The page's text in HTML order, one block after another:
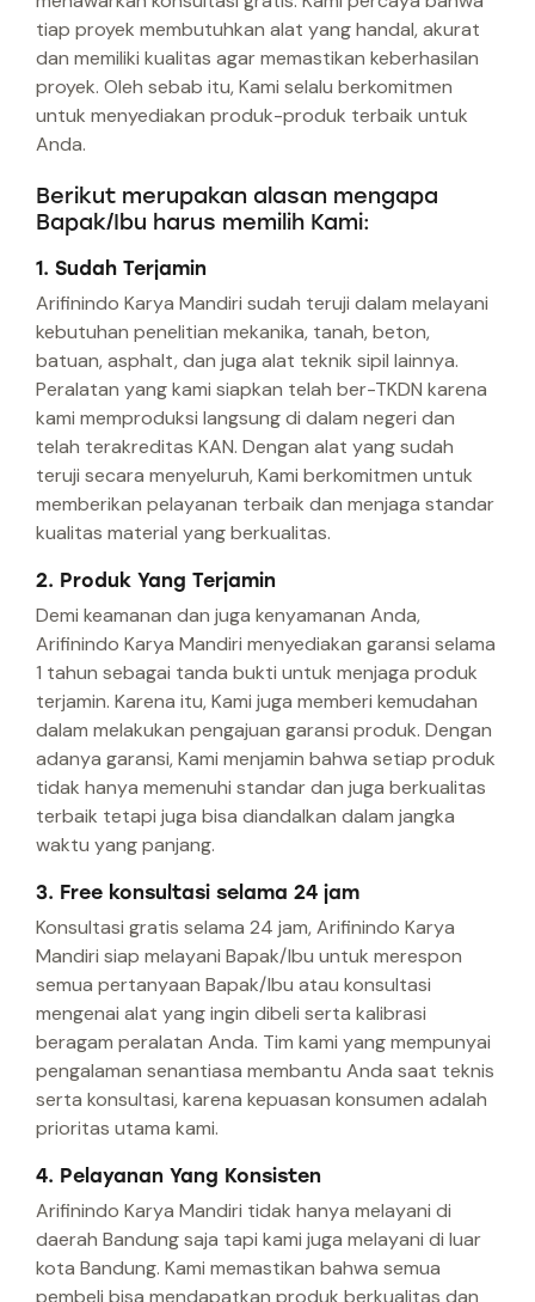
tiap proyek membutuhkan alat yang handal, akurat
dan memiliki kualitas agar memastikan keberhasilan
proyek. Oleh sebab itu, Kami selalu berkomitmen
untuk menyediakan produk-produk terbaik untuk
Anda.
Berikut merupakan alasan mengapa
Bapak/Ibu harus memilih Kami:
1. Sudah Terjamin
Arifinindo Karya Mandiri sudah teruji dalam melayani
kebutuhan penelitian mekanika, tanah, beton,
batuan, asphalt, dan juga alat teknik sipil lainnya.
Peralatan yang kami siapkan telah ber-TKDN karena
kami memproduksi langsung di dalam negeri dan
telah terakreditas KAN. Dengan alat yang sudah
teruji secara menyeluruh, Kami berkomitmen untuk
memberikan pelayanan terbaik dan menjaga standar
kualitas material yang berkualitas.
2. Produk Yang Terjamin
Demi keamanan dan juga kenyamanan Anda,
Arifinindo Karya Mandiri menyediakan garansi selama
1 tahun sebagai tanda bukti untuk menjaga produk
terjamin. Karena itu, Kami juga memberi kemudahan
dalam melakukan pengajuan garansi produk. Dengan
adanya garansi, Kami menjamin bahwa setiap produk
tidak hanya memenuhi standar dan juga berkualitas
terbaik tetapi juga bisa diandalkan dalam jangka
waktu yang panjang.
3. Free konsultasi selama 24 jam
Konsultasi gratis selama 24 jam, Arifinindo Karya
Mandiri siap melayani Bapak/Ibu untuk merespon
semua pertanyaan Bapak/Ibu atau konsultasi
mengenai alat yang ingin dibeli serta kalibrasi
beragam peralatan Anda. Tim kami yang mempunyai
pengalaman senantiasa membantu Anda saat teknis
serta konsultasi, karena kepuasan konsumen adalah
prioritas utama kami.
4. Pelayanan Yang Konsisten
Arifinindo Karya Mandiri tidak hanya melayani di
daerah Bandung saja tapi kami juga melayani di luar
kota Bandung. Kami memastikan bahwa semua